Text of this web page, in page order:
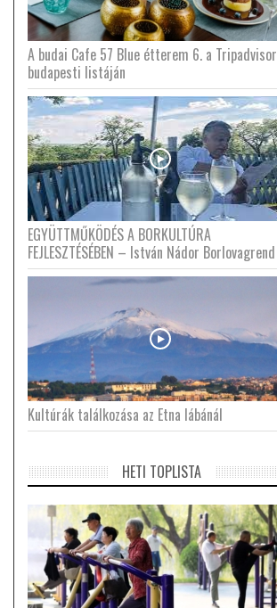
A budai Cafe 57 Blue étterem 6. a Tripadvisor
budapesti listáján
EGYÜTTMŰKÖDÉS A BORKULTÚRA
FEJLESZTÉSÉBEN – István Nádor Borlovagrend
Kultúrák találkozása az Etna lábánál
HETI TOPLISTA